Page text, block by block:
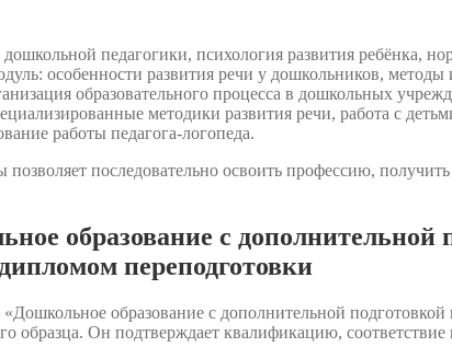
педагогики, психология развития ребёнка,
особенности развития речи у дошкольников,
образовательного процесса в дошкольных
методики развития речи, работа с
работы педагога-логопеда.
последовательно освоить профессию,
образование с дополнительной
переподготовки
образование с дополнительной
образца. Он подтверждает квалификацию,